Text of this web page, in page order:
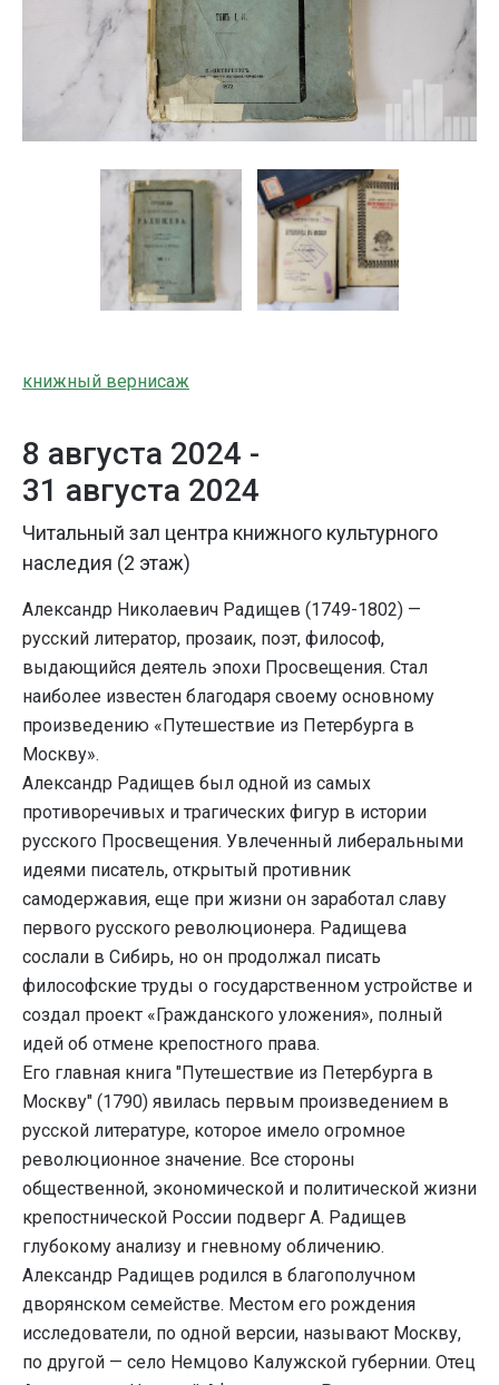
книжный вернисаж
8 августа 2024 -
31 августа 2024
Читальный зал центра книжного культурного
наследия (2 этаж)
Александр Николаевич Радищев (1749-1802) —
русский литератор, прозаик, поэт, философ,
выдающийся деятель эпохи Просвещения. Стал
наиболее известен благодаря своему основному
произведению «Путешествие из Петербурга в
Москву».
Александр Радищев был одной из самых
противоречивых и трагических фигур в истории
русского Просвещения. Увлеченный либеральными
идеями писатель, открытый противник
самодержавия, еще при жизни он заработал славу
первого русского революционера. Радищева
сослали в Сибирь, но он продолжал писать
философские труды о государственном устройстве и
создал проект «Гражданского уложения», полный
идей об отмене крепостного права.
Его главная книга "Путешествие из Петербурга в
Москву" (1790) явилась первым произведением в
русской литературе, которое имело огромное
революционное значение. Все стороны
общественной, экономической и политической жизни
крепостнической России подверг А. Радищев
глубокому анализу и гневному обличению.
Александр Радищев родился в благополучном
дворянском семействе. Местом его рождения
исследователи, по одной версии, называют Москву,
по другой — село Немцово Калужской губернии. Отец